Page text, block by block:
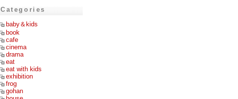
Categories
baby＆kids
book
cafe
cinema
drama
eat
eat with kids
exhibition
frog
gohan